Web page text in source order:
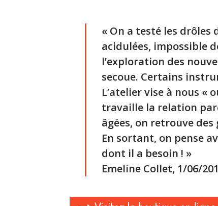
« On a testé les drôles
acidulées, impossible
l’exploration des
secoue. Certains
L’atelier vise à nous «
travaille la relation
âgées, on retrouve
En sortant, on pense
dont il a besoin ! »
Emeline Collet, 1/06/